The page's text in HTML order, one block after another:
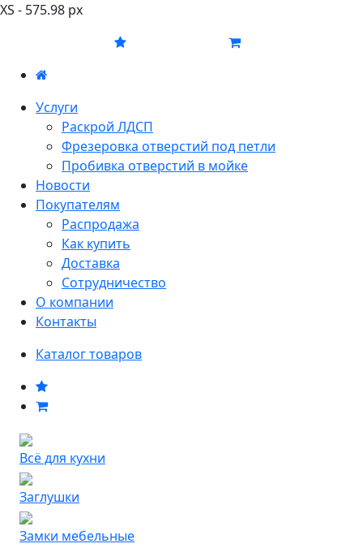
XS - 575.98 px
Услуги
Раскрой ЛДСП
Фрезеровка отверстий под петли
Пробивка отверстий в мойке
Новости
Покупателям
Распродажа
Как купить
Доставка
Сотрудничество
О компании
Контакты
Каталог товаров
Всё для кухни
Заглушки
Замки мебельные